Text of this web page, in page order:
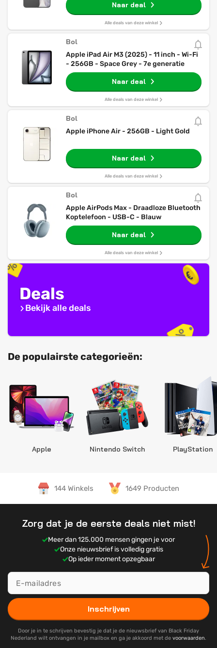
Naar deal
Alle deals van deze winkel
Bol
Apple iPad Air M3 (2025) - 11 inch - Wi-Fi
- 256GB - Space Grey - 7e generatie
Naar deal
Alle deals van deze winkel
Bol
Apple iPhone Air - 256GB - Light Gold
Naar deal
Alle deals van deze winkel
Bol
Apple AirPods Max - Draadloze Bluetooth
Koptelefoon - USB-C - Blauw
Naar deal
Alle deals van deze winkel
Deals
Bekijk alle deals
De populairste categorieën:
Apple Nintendo Switch PlayStation
144 Winkels 1649 Producten
Zorg dat je de eerste deals niet mist!
Meer dan 125.000 mensen gingen je voor
Onze nieuwsbrief is volledig gratis
Op ieder moment opzegbaar
Inschrijven
Door je in te schrijven bevestig je dat je de nieuwsbrief van Black Friday
Nederland wilt ontvangen in je mailbox en ga je akkoord met de voorwaarden.